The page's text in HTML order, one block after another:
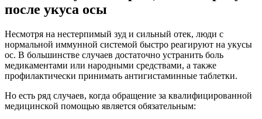
после укуса осы
Несмотря на нестерпимый зуд и сильный отек, люди с
нормальной иммунной системой быстро реагируют на укусы
ос. В большинстве случаев достаточно устранить боль
медикаментами или народными средствами, а также
профилактически принимать антигистаминные таблетки.
Но есть ряд случаев, когда обращение за квалифицированной
медицинской помощью является обязательным: